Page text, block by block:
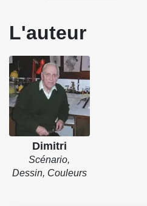
L'auteur
Dimitri
Scénario,
Dessin, Couleurs